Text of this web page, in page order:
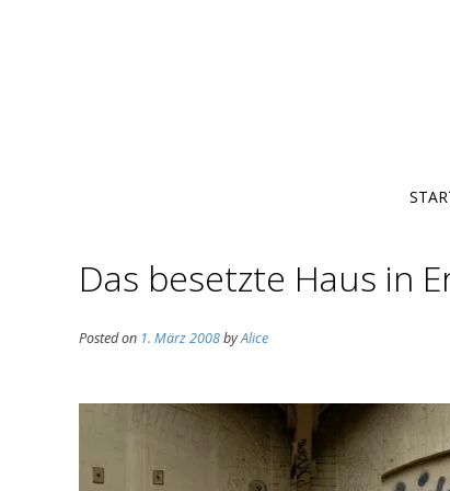
Das besetzte Haus in
Posted on 1. März 2008byAlice